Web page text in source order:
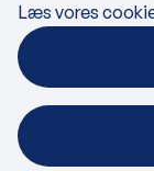
Følg os
BRK på
Læs vores